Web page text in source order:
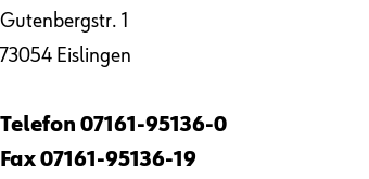
Gutenbergstr. 1
73054 Eislingen
Telefon 07161-95136-0
Fax 07161-95136-19